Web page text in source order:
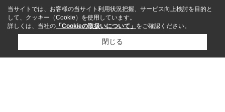
当サイトでは、お客様の当サイト利用状況把握、サービス向上検討を目的と
して、クッキー（Cookie）を使用しています。
詳しくは、当社の 「Cookieの取扱いについて」 をご確認ください。
閉じる